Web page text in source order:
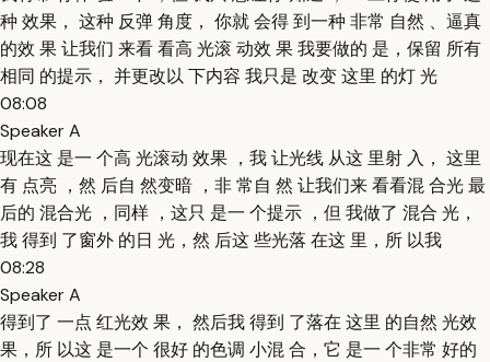
种 效果， 这种 反弹 角度， 你就 会得 到一种 非常 自然 、逼真
的效 果 让我们 来看 看高 光滚 动效 果 我要做的 是，保留 所有
相同 的提示， 并更改以 下内容 我只是 改变 这里 的灯 光
08:08
Speaker A
现在这 是一 个高 光滚动 效果 ，我 让光线 从这 里射 入， 这里
有 点亮 ，然 后自 然变暗 ，非 常自 然 让我们来 看看混 合光 最
后的 混合光 ，同样 ，这只 是一 个提示 ，但 我做了 混合 光，
我 得到 了窗外 的日 光，然 后这 些光落 在这 里，所 以我
08:28
Speaker A
得到了 一点 红光效 果， 然后我 得到 了落在 这里 的自然 光效
果，所 以这 是一个 很好 的色调 小混 合，它 是一 个非常 好的